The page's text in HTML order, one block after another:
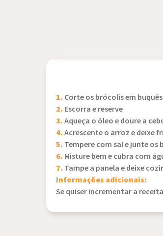
1. Corte os brócolis em
2. Escorra e reserve
3.Aqueça o óleo e doure a
4.Acrescente o arroz e deixe
5. Tempere com sal e junte os
6. Misture bem e cubra com
7. Tampe a panela e deixe
Informações adicionais:
Se quiser incrementar a